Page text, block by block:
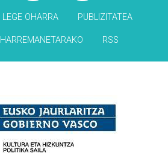
LEGE OHARRA PUBLIZITATEA
HARREMANETARAKO RSS